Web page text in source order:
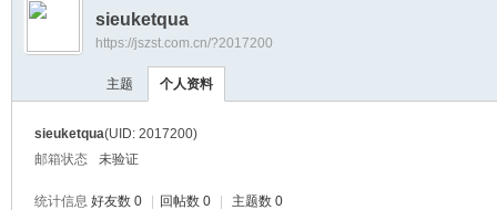
›
sieuketqua
https://jszst.com.cn/?2017200
主题 个人资料
sieuketqua(UID: 2017200)
邮箱状态
未验证
统计信息 好友数 0 回帖数 0 主题数 0